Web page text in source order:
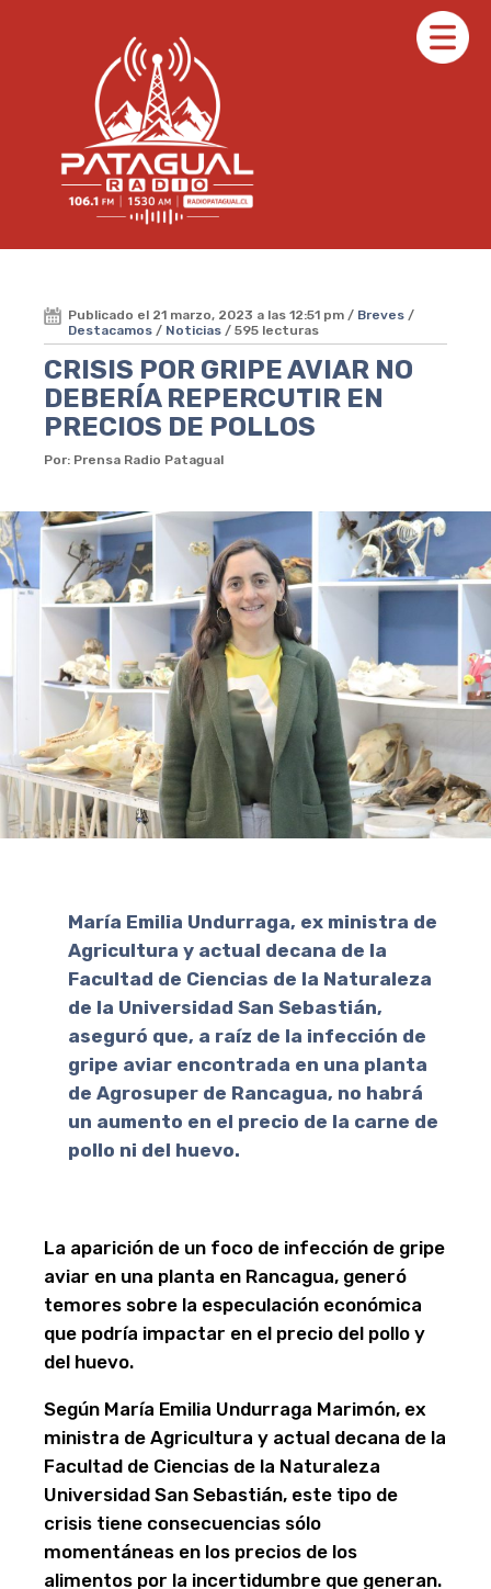
Publicado el 21 marzo, 2023 a las 12:51 pm / Breves /
Destacamos / Noticias / 595 lecturas
CRISIS POR GRIPE AVIAR NO
DEBERÍA REPERCUTIR EN
PRECIOS DE POLLOS
Por: Prensa Radio Patagual
María Emilia Undurraga, ex ministra de
Agricultura y actual decana de la
Facultad de Ciencias de la Naturaleza
de la Universidad San Sebastián,
aseguró que, a raíz de la infección de
gripe aviar encontrada en una planta
de Agrosuper de Rancagua, no habrá
un aumento en el precio de la carne de
pollo ni del huevo.
La aparición de un foco de infección de gripe
aviar en una planta en Rancagua, generó
temores sobre la especulación económica
que podría impactar en el precio del pollo y
del huevo.
Según María Emilia Undurraga Marimón, ex
ministra de Agricultura y actual decana de la
Facultad de Ciencias de la Naturaleza
Universidad San Sebastián, este tipo de
crisis tiene consecuencias sólo
momentáneas en los precios de los
alimentos por la incertidumbre que generan.